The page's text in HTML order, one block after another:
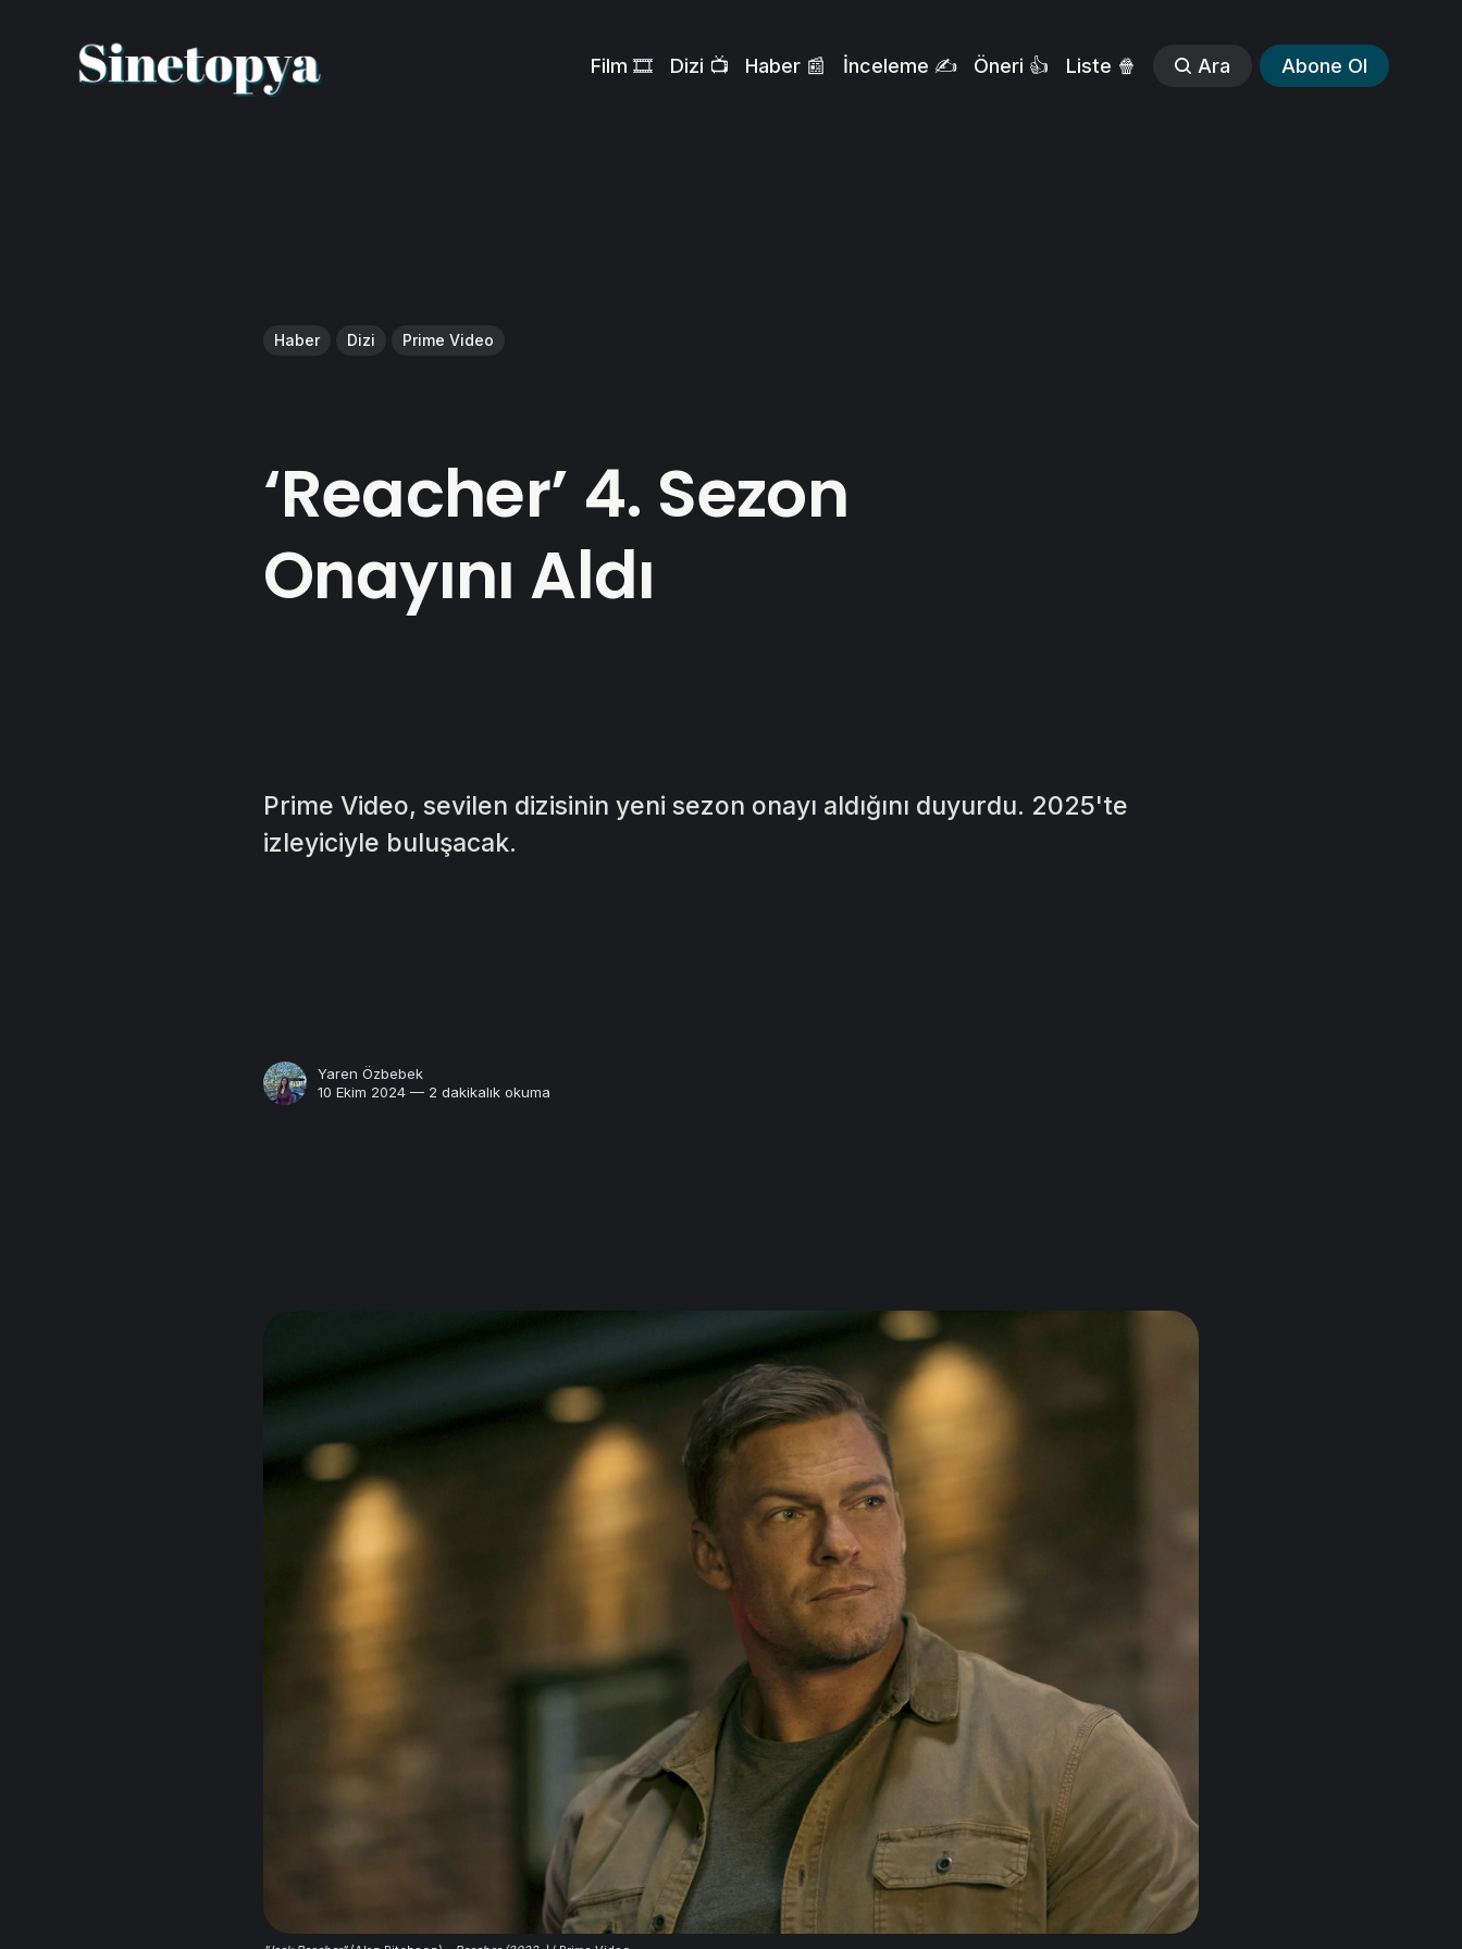
Film 🎞️ Dizi 📺 Haber 📰 İnceleme ✍️ Öneri 👍 Liste 🍿 Ara Abone Ol
Haber Dizi Prime Video
‘Reacher’ 4. Sezon
Onayını Aldı
Prime Video, sevilen dizisinin yeni sezon onayı aldığını duyurdu. 2025'te
izleyiciyle buluşacak.
Yaren Özbebek
10 Ekim 2024 — 2 dakikalık okuma